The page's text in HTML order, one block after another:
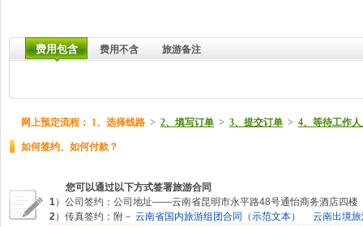
费用包含 费用不含 旅游备注
网上预定流程： 1、选择线路 > 2、填写订单 > 3、提交订单 > 4、等待工作
如何签约、如何付款？
您可以通过以下方式签署旅游合同
1）公司签约：公司地址——云南省昆明市永平路48号通怡商务酒店四楼
2）传真签约：附－ 云南省国内旅游组团合同（示范文本）
云南出境